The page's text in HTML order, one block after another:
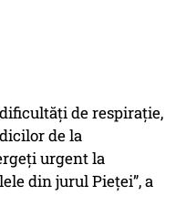
de respirație,
de la
urgent la
din jurul Pieței”, a